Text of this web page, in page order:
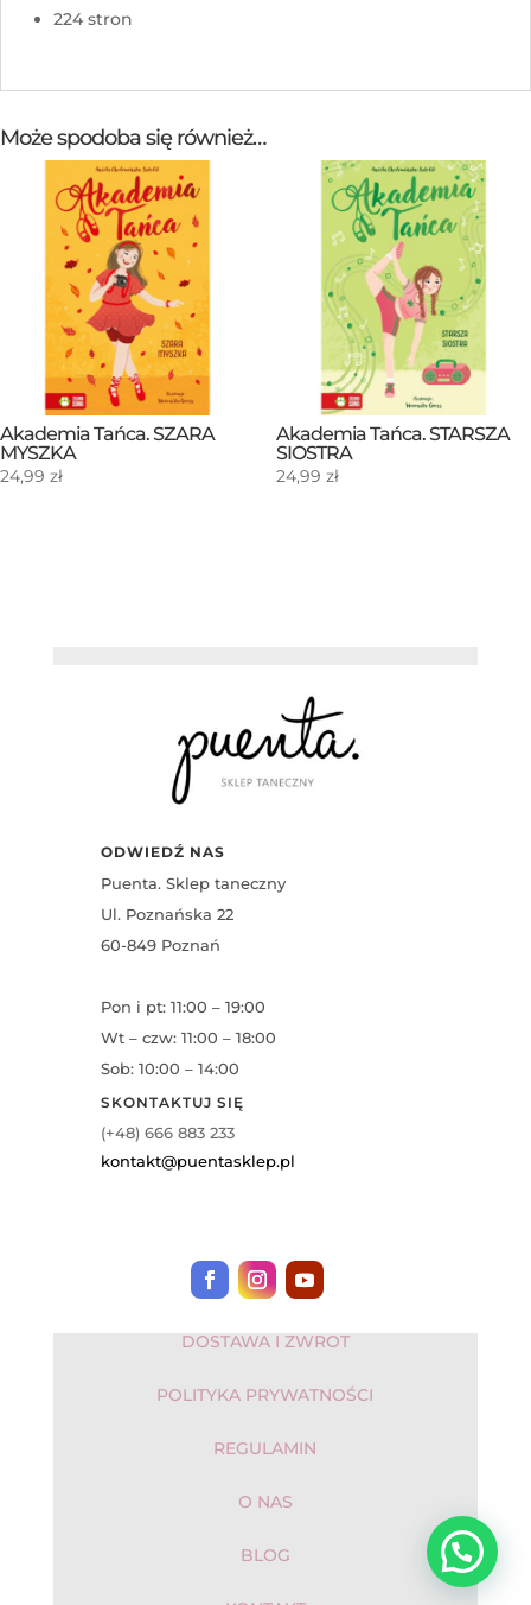
224 stron
Może spodoba się również…
Akademia Tańca. SZARA
MYSZKA
24,99 zł
Akademia Tańca. STARSZA
SIOSTRA
24,99 zł
ODWIEDŹ NAS
Puenta. Sklep taneczny
Ul. Poznańska 22
60-849 Poznań
Pon i pt: 11:00 – 19:00
Wt – czw: 11:00 – 18:00
Sob: 10:00 – 14:00
SKONTAKTUJ SIĘ
(+48) 666 883 233
kontakt@puentasklep.pl
DOSTAWA I ZWROT
POLITYKA PRYWATNOŚCI
REGULAMIN
O NAS
BLOG